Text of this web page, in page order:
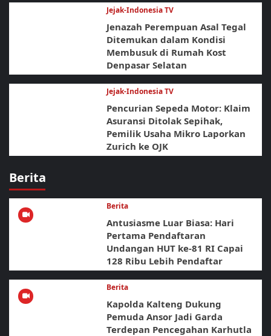
Jejak-Indonesia TV
Jenazah Perempuan Asal Tegal
Ditemukan dalam Kondisi
Membusuk di Rumah Kost
Denpasar Selatan
Jejak-Indonesia TV
Pencurian Sepeda Motor: Klaim
Asuransi Ditolak Sepihak,
Pemilik Usaha Mikro Laporkan
Zurich ke OJK
Berita
Berita
Antusiasme Luar Biasa: Hari
Pertama Pendaftaran
Undangan HUT ke-81 RI Capai
128 Ribu Lebih Pendaftar
Berita
Kapolda Kalteng Dukung
Pemuda Ansor Jadi Garda
Terdepan Pencegahan Karhutla